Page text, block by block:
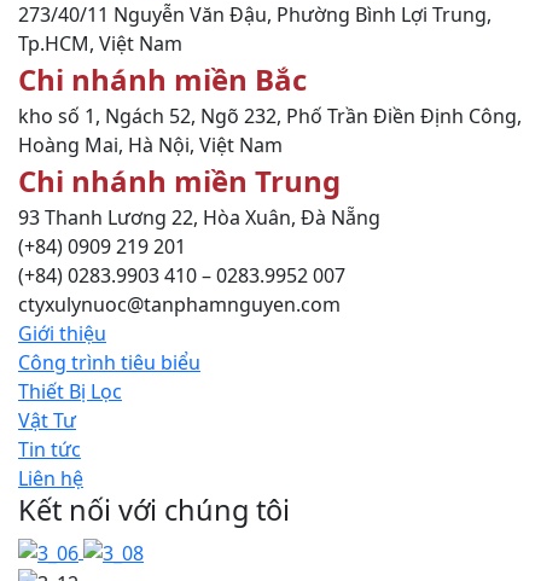
273/40/11 Nguyễn Văn Đậu, Phường Bình Lợi Trung,
Tp.HCM, Việt Nam
Chi nhánh miền Bắc
kho số 1, Ngách 52, Ngõ 232, Phố Trần Điền Định Công,
Hoàng Mai, Hà Nội, Việt Nam
Chi nhánh miền Trung
93 Thanh Lương 22, Hòa Xuân, Đà Nẵng
(+84) 0909 219 201
(+84) 0283.9903 410 – 0283.9952 007
ctyxulynuoc@tanphamnguyen.com
Giới thiệu
Công trình tiêu biểu
Thiết Bị Lọc
Vật Tư
Tin tức
Liên hệ
Kết nối với chúng tôi